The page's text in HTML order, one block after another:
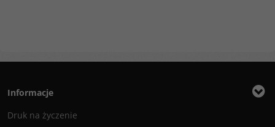
Informacje
Druk na życzenie